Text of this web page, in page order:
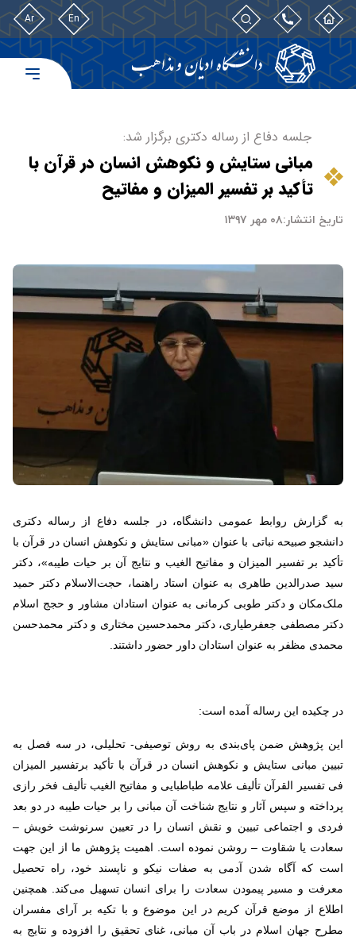
En
Ar
جلسه دفاع از رساله دکتری برگزار شد:
مبانی ستایش و نکوهش انسان در قرآن با
تأکید بر تفسیر المیزان و مفاتیح
تاریخ انتشار:۰۸ مهر ۱۳۹۷
به گزارش روابط عمومی دانشگاه، در جلسه دفاع از رساله دکتری
دانشجو صبیحه نباتی با عنوان «مبانی ستایش و نکوهش انسان در قرآن با
تأکید بر تفسیر المیزان و مفاتیح الغیب و نتایج آن بر حیات طیبه»، دکتر
سید صدرالدین طاهری به عنوان استاد راهنما، حجت‌الاسلام دکتر حمید
ملک‌مکان و دکتر طوبی کرمانی به عنوان استادان مشاور و حجج اسلام
دکتر مصطفی جعفرطیاری، دکتر محمدحسین مختاری و دکتر محمدحسن
محمدی مظفر به عنوان استادان داور حضور داشتند.
در چکیده این رساله آمده است:
این پژوهش ضمن پای‌بندی به روش توصیفی- تحلیلی، در سه فصل به
تبیین مبانی ستایش و نکوهش انسان در قرآن با تأکید برتفسیر المیزان
فی تفسیر القرآن تألیف علامه طباطبایی و مفاتیح الغیب تألیف فخر رازی
پرداخته و سپس آثار و نتایج شناخت آن‌ مبانی را بر حیات طیبه در دو بعد
فردی و اجتماعی تبیین و نقش انسان ‌را در تعیین سرنوشت خویش –
سعادت یا شقاوت – روشن نموده است. اهمیت پژوهش ما از این جهت
است که آگاه شدن آدمی به صفات نیکو و ناپسند خود، راه تحصیل
معرفت و مسیر پیمودن سعادت را برای انسان تسهیل می‌کند. همچنین
اطلاع از موضع قرآن کریم در این موضوع و با تکیه بر آرای مفسران
مطرح جهان اسلام در باب آن مبانی، غنای تحقیق را افزوده و نتایج به